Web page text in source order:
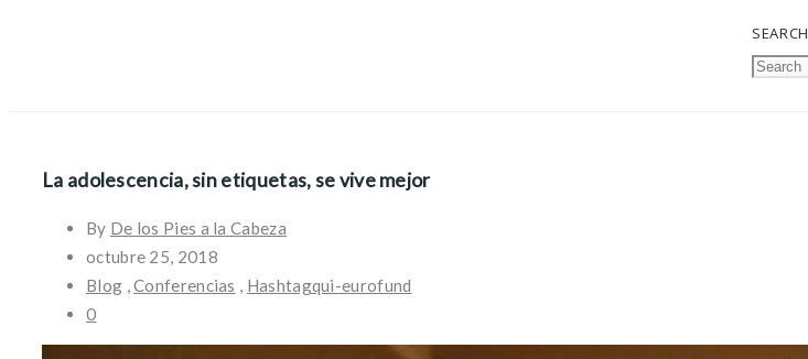
SEARCH
La adolescencia, sin etiquetas, se vive mejor
By De los Pies a la Cabeza
octubre 25, 2018
Blog ,Conferencias
Hashtagqui-eurofund
0